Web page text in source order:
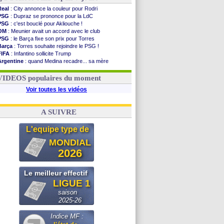
: City annonce la couleur pour Rodri
: Dupraz se prononce pour la LdC
: c'est bouclé pour Akliouche !
: Meunier avait un accord avec le club
: le Barça fixe son prix pour Torres
: Torres souhaite rejoindre le PSG !
: Infantino sollicite Trump
: quand Medina recadre... sa mère
: Paixão attire un 2e club anglais
populaires du moment
Voir toutes les vidéos
A SUIVRE
L'equipe type de
MONDIAL
2026
Le meilleur effectif
LIGUE 1
saison
2025-26
Indice MF :